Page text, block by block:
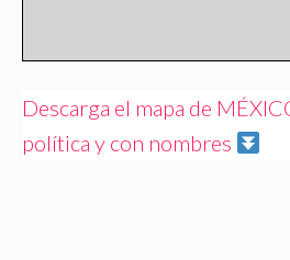
Descarga el mapa de
política y con nombres